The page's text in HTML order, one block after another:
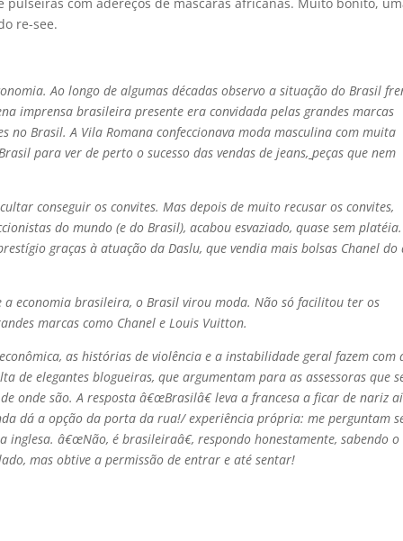
re-see.
Ao longo de algumas décadas observo a situação do Brasil
imprensa brasileira presente era convidada pelas grandes marcas
no Brasil. A Vila Romana confeccionava moda masculina com muita
para ver de perto o sucesso das vendas de jeans,peças que nem
conseguir os convites. Mas depois de muito recusar os convites,
do mundo (e do Brasil), acabou esvaziado, quase sem platéia.
graças à atuação da Daslu, que vendia mais bolsas Chanel do
economia brasileira, o Brasil virou moda. Não só facilitou ter os
marcas como Chanel e Louis Vuitton.
as histórias de violência e a instabilidade geral fazem com
de elegantes blogueiras, que argumentam para as assessoras que
onde são. A resposta â€œBrasilâ€ leva a francesa a ficar de nariz
dá a opção da porta da rua!/ experiência própria: me perguntam
â€œNão, é brasileiraâ€, respondo honestamente, sabendo o
mas obtive a permissão de entrar e até sentar!